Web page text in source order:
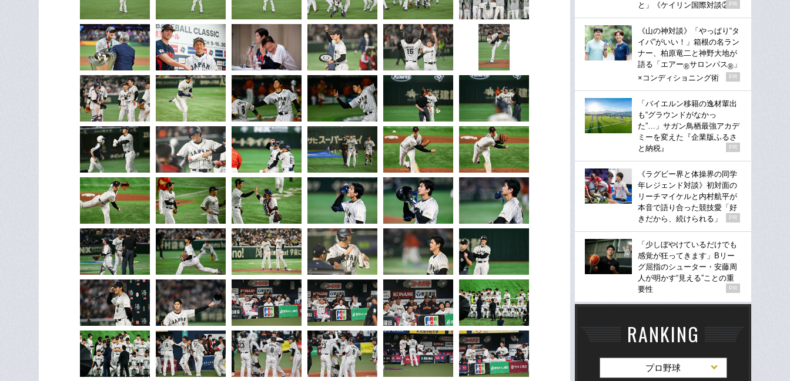
と」《ケイリン国際対談②》
PR
《山の神対談》「やっぱり“タ
イパ”がいい！」箱根の名ラン
ナー、柏原竜二と神野大地が
語る「エアー®サロンパス® 」
×コンディショニング術
PR
「バイエルン移籍の逸材輩出
も“グラウンドがなかっ
た”…」サガン鳥栖最強アカデ
ミーを変えた『企業版ふるさ
と納税』
PR
《ラグビー界と体操界の同学
年レジェンド対談》初対面の
リーチマイケルと内村航平が
本音で語り合った競技愛「好
きだから、続けられる」
PR
「少しぼやけているだけでも
感覚が狂ってきます」Bリー
グ屈指のシューター・安藤周
人が明かす“見える”ことの重
要性
PR
RANKING
プロ野球